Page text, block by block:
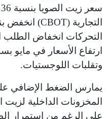
التحركات انخفاض الطلب
ارتفاع الأسعار في مايو
وتقلبات اللوجستيات.
يمارس الضغط الإضافي
المخزونات الداخلية لزيت
على الرغم من استمرار